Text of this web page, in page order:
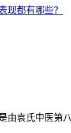
现都有哪些？
由袁氏中医第